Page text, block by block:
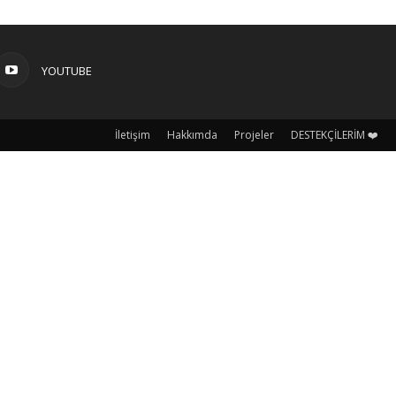
YOUTUBE
İletişim Hakkımda Projeler DESTEKÇİLERİM ❤️